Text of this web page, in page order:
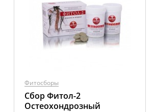
Фитосборы
Сбор Фитол-2
Остеохондрозный